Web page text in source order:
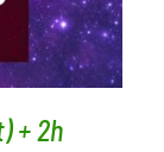
+ 2h